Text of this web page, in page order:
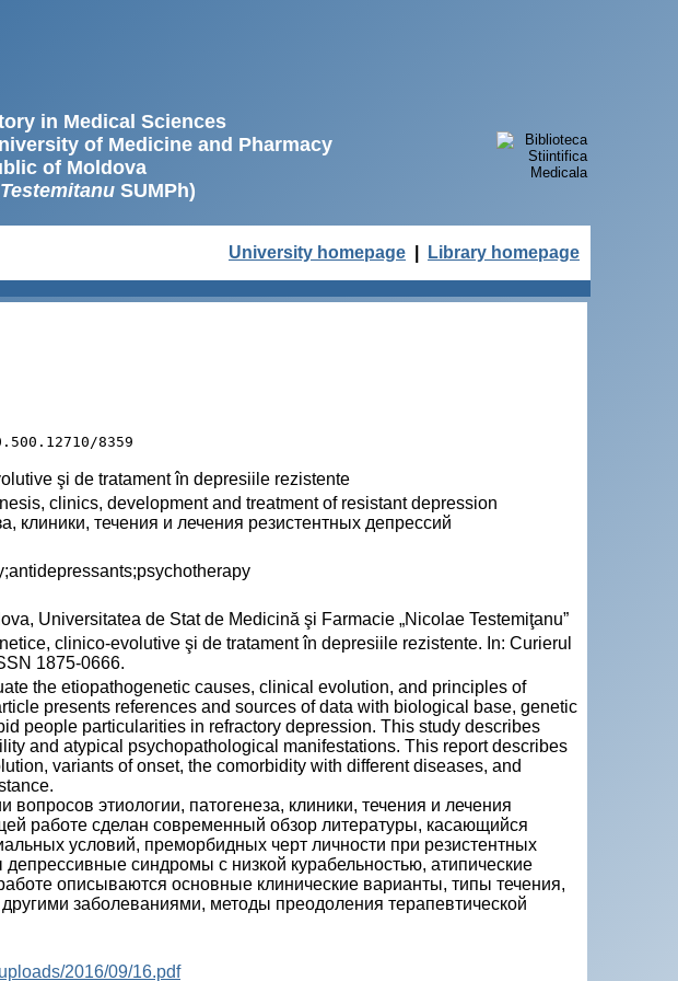
in Medical Sciences
of Medicine and Pharmacy
of Moldova
SUMPh)
University homepage Library homepage
8359
şi de tratament în depresiile rezistente
clinics, development and treatment of resistant depression
клиники, течения и лечения резистентных депрессий
Universitatea de Stat de Medicină şi Farmacie „Nicolae Testemiţanu”
clinico-evolutive şi de tratament în depresiile rezistente. In: Curierul
1875-0666.
the etiopathogenetic causes, clinical evolution, and principles of
presents references and sources of data with biological base, genetic
people particularities in refractory depression. This study describes
and atypical psychopathological manifestations. This report describes
variants of onset, the comorbidity with different diseases, and
вопросов этиологии, патогенеза, клиники, течения и лечения
работе сделан современный обзор литературы, касающийся
условий, преморбидных черт личности при резистентных
синдромы с низкой курабельностью, атипические
описываются основные клинические варианты, типы течения,
заболеваниями, методы преодоления терапевтической
2016/09/16.pdf